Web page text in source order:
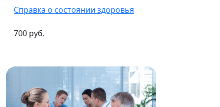
Справка о состоянии здоровья
700 руб.